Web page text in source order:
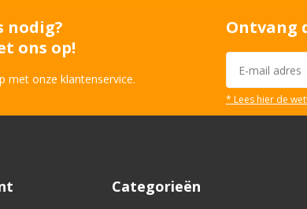
nodig?
ons op!
met onze klantenservice.
Ontvang
* Lees hier de
Categorieën